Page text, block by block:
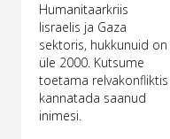
Humanitaarkriis
Iisraelis ja Gaza
sektoris, hukkunuid on
üle 2000. Kutsume
toetama relvakonfliktis
kannatada saanud
inimesi.